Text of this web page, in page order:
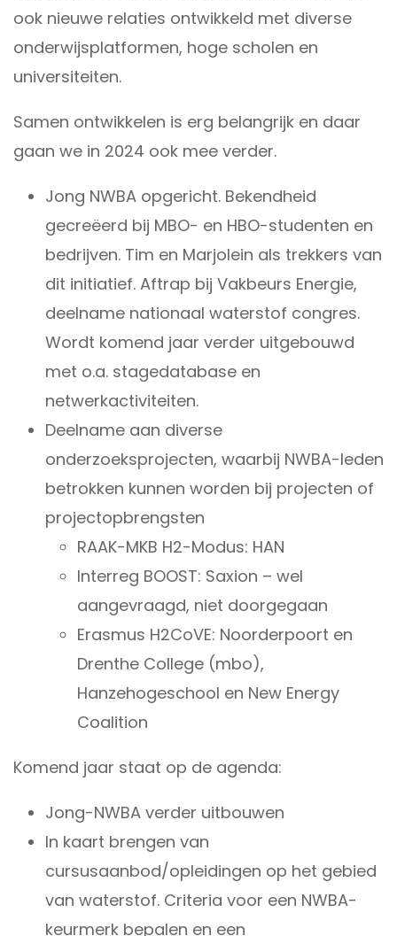
ook nieuwe relaties ontwikkeld met diverse
onderwijsplatformen, hoge scholen en
universiteiten.
Samen ontwikkelen is erg belangrijk en daar
gaan we in 2024 ook mee verder.
Jong NWBA opgericht. Bekendheid
gecreëerd bij MBO- en HBO-studenten en
bedrijven. Tim en Marjolein als trekkers van
dit initiatief. Aftrap bij Vakbeurs Energie,
deelname nationaal waterstof congres.
Wordt komend jaar verder uitgebouwd
met o.a. stagedatabase en
netwerkactiviteiten.
Deelname aan diverse
onderzoeksprojecten, waarbij NWBA-leden
betrokken kunnen worden bij projecten of
projectopbrengsten
RAAK-MKB H2-Modus: HAN
Interreg BOOST: Saxion – wel
aangevraagd, niet doorgegaan
Erasmus H2CoVE: Noorderpoort en
Drenthe College (mbo),
Hanzehogeschool en New Energy
Coalition
Komend jaar staat op de agenda:
Jong-NWBA verder uitbouwen
In kaart brengen van
cursusaanbod/opleidingen op het gebied
van waterstof. Criteria voor een NWBA-
keurmerk bepalen en een